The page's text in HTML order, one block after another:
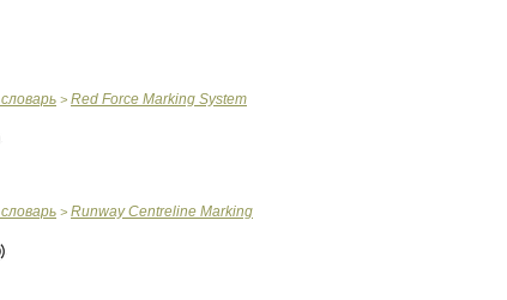
словарь > Red Force Marking System
словарь > Runway Centreline Marking